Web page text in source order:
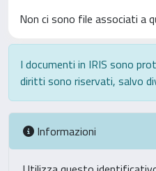
Non ci sono file associati a
I documenti in IRIS sono
diritti sono riservati, salvo
Informazioni